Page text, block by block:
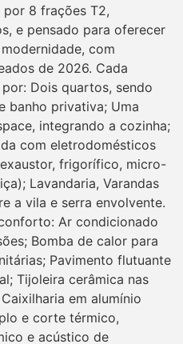
8 frações T2,
e pensado para oferecer
com
de 2026. Cada
Dois quartos, sendo
banho privativa; Uma
integrando a cozinha;
com eletrodomésticos
frigorífico, micro-
Lavandaria, Varandas
a vila e serra envolvente.
Ar condicionado
Bomba de calor para
Pavimento flutuante
Tijoleira cerâmica nas
em alumínio
e corte térmico,
e acústico de